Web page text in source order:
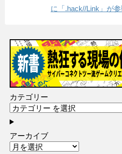
に「.hack//Link」が参
カテゴリー
アーカイブ